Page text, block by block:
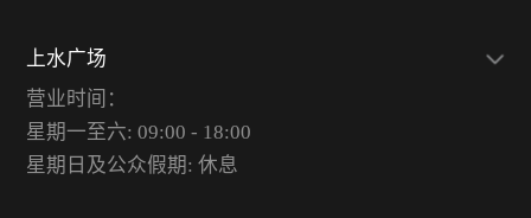
上水广场
营业时间：
星期一至六: 09:00 - 18:00
星期日及公众假期: 休息